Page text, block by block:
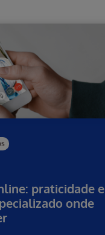
praticidade e
onde